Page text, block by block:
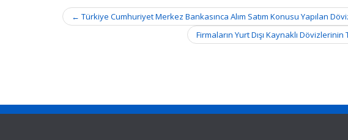
Post
navigation
← Türkiye Cumhuriyet Merkez Bankasınca Alım Satım Konusu Yapılan
Firmaların Yurt Dışı Kaynaklı